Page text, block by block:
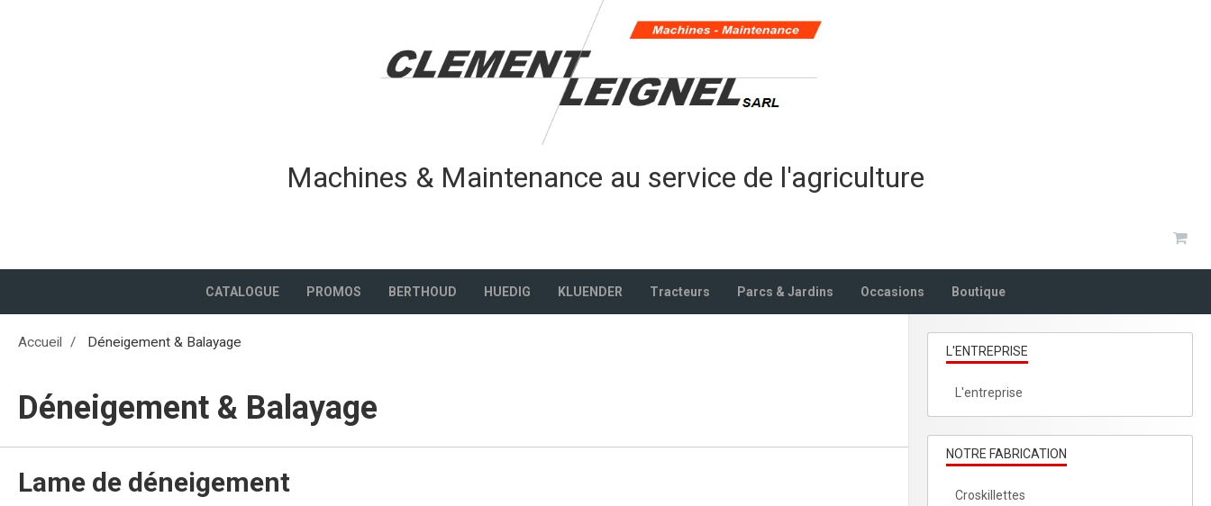
Machines & Maintenance au service de l'agriculture
CATALOGUE PROMOS BERTHOUD HUEDIG KLUENDER Tracteurs Parcs & Jardins Occasions Boutique
Accueil Déneigement & Balayage
Déneigement & Balayage
Lame de déneigement
L'ENTREPRISE
L'entreprise
NOTRE FABRICATION
Croskillettes